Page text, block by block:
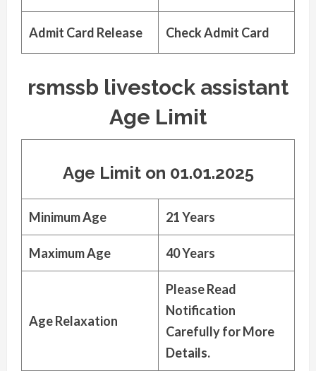
Admit Card Release Check Admit Card
rsmssb livestock assistant
Age Limit
Age Limit on 01.01.2025
Minimum Age 21 Years
Maximum Age 40 Years
Age Relaxation
Please Read
Notification
Carefully for More
Details.